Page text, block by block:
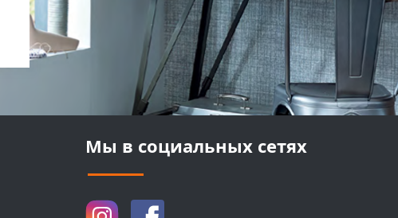
Мы в социальных сетях
Demfel Smart System в Instagram
Demfel Smart System в Facebook